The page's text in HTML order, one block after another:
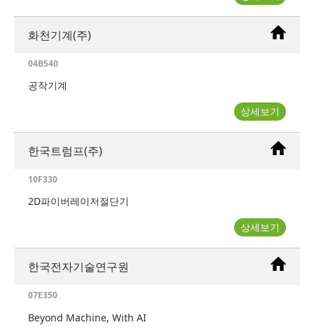
화천기계(주)
04B540
공작기계
상세보기
한국트럼프(주)
10F330
2D파이버레이저절단기
상세보기
한국전자기술연구원
07E350
Beyond Machine, With AI